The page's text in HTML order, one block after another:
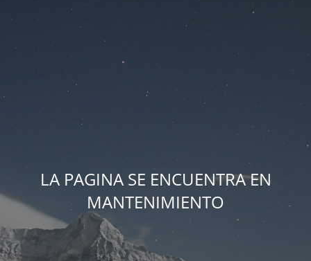
LA PAGINA SE ENCUENTRA EN
MANTENIMIENTO